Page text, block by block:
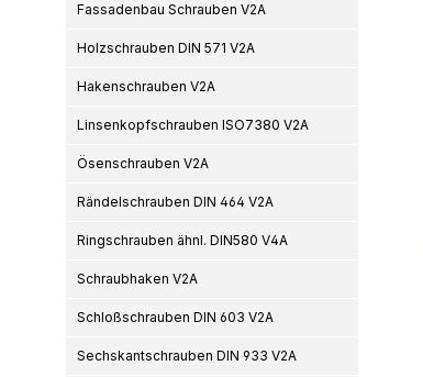
Fassadenbau Schrauben V2A
Holzschrauben DIN 571 V2A
Hakenschrauben V2A
Linsenkopfschrauben ISO7380 V2A
Ösenschrauben V2A
Rändelschrauben DIN 464 V2A
Ringschrauben ähnl. DIN580 V4A
Schraubhaken V2A
Schloßschrauben DIN 603 V2A
Sechskantschrauben DIN 933 V2A